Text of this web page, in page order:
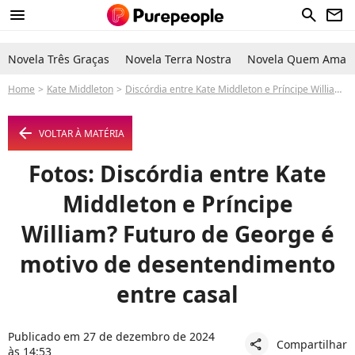
menu search newsletter
Novela Três Graças Novela Terra Nostra Novela Quem Ama
Home Kate Middleton Discórdia entre Kate Middleton e Príncipe William? Futuro de George é motivo de desentendimento entre casal
arrow_left VOLTAR À MATÉRIA
Fotos: Discórdia entre Kate
Middleton e Príncipe
William? Futuro de George é
motivo de desentendimento
entre casal
Publicado em 27 de dezembro de 2024
às 14:53
share Compartilhar